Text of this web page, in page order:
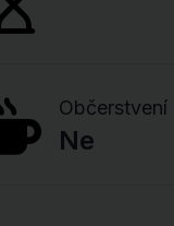
Občerstvení
Ne